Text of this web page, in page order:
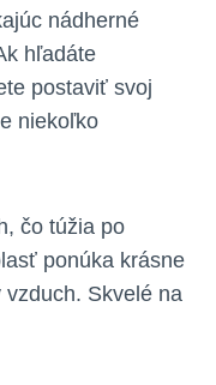
nádherné
hľadáte
postaviť svoj
niekoľko
čo túžia po⁤
ponúka krásne
Skvelé na